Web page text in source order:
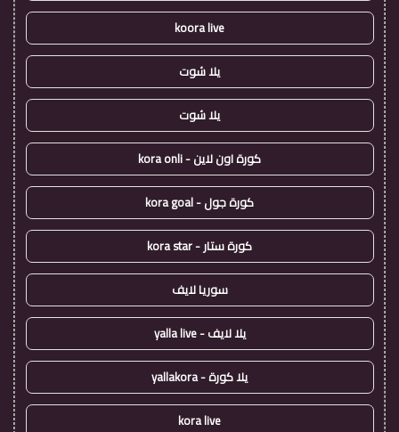
koora live
يلا شوت
يلا شوت
كورة اون لاين - kora onli
كورة جول - kora goal
كورة ستار - kora star
سوريا لايف
يلا لايف - yalla live
يلا كورة - yallakora
kora live